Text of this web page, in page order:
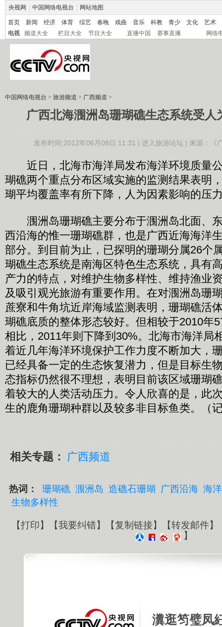
央视网 中国网络电视台 网站地图
首页 新闻 经济 体育 综艺 春晚 戏曲 音乐 科教 青少 文化
艺术
电视
频道大全 栏目大全 节目大全 直播中国 赛事直播 网络
中国网络电视台 > 旅游频道 > 广西频道 >
广西北海涠洲岛珊瑚礁生态系统受人
发布时间:2012年06月08日 11:31 | 进入旅游论坛| 来源：《
近日，北海市海洋局发布海洋环境质量
瑚礁两个重点分布区域实施的监测结果表明
瑚平均覆盖率有所下降，人为因素影响的压
涠洲岛珊瑚礁主要分布于涠洲岛北面、
西沿海的惟一珊瑚礁群，也是广西近海海洋
部分。到目前为止，已探明的珊瑚分属26个
瑚礁生态系统是南海区特色生态系统，具有
产力的特点，对维护生物多样性、维持渔业
及吸引观光旅游有重要作用。在对涠洲岛珊
蔗寮和牛角坑近岸海域监测表明，珊瑚礁活
瑚礁底质的整体形态较好。但相较于2010年
相比，2011年则下降到30%。北海市海洋局
着近几年海洋环境保护工作力度不断加大，
已经具备一定的生态恢复潜力，但是目标生
态指标仍然很不理想，表明目前该区域珊瑚
着较大的人类活动压力。令人欣喜的是，此
生的鹿角珊瑚种群以及较多非目标鱼类。（
相关专题： 广西频道
热词： 珊瑚礁 涠洲岛 造礁石珊瑚 广西沿海 海
生物多样性
【打印】【我要纠错】【复制链接】【转发邮件】
】
瀵逛笉璧凤